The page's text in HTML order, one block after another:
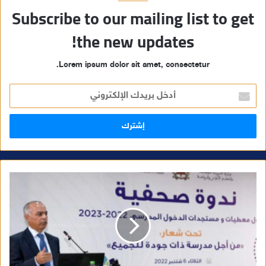
Subscribe to our mailing list to get
the new updates!
Lorem ipsum dolor sit amet, consectetur.
خ
ل
ر
ا
ت
و
ن
ي